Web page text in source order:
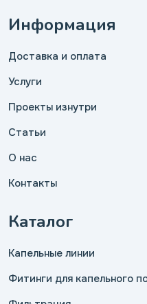
Информация
Доставка и оплата
Услуги
Проекты изнутри
Статьи
О нас
Контакты
Каталог
Капельные линии
Фитинги для капельного